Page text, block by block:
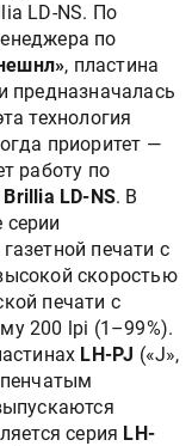
LD-NS. По
по
, пластина
предназначалась
технология
приоритет —
работу по
Brillia LD-NS. В
печати с
скоростью
печати с
200 lpi (1–99%).
LH-PJ («J»,
серия LH-